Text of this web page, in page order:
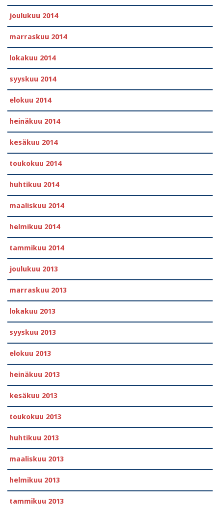
joulukuu 2014
marraskuu 2014
lokakuu 2014
syyskuu 2014
elokuu 2014
heinäkuu 2014
kesäkuu 2014
toukokuu 2014
huhtikuu 2014
maaliskuu 2014
helmikuu 2014
tammikuu 2014
joulukuu 2013
marraskuu 2013
lokakuu 2013
syyskuu 2013
elokuu 2013
heinäkuu 2013
kesäkuu 2013
toukokuu 2013
huhtikuu 2013
maaliskuu 2013
helmikuu 2013
tammikuu 2013